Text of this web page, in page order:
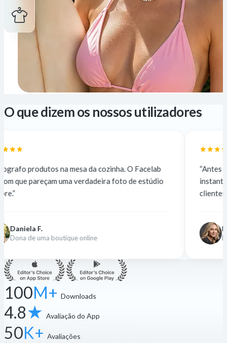
O que dizem os nossos utilizadores
da cozinha. O Facelab
verdadeira foto de estúdio
online
“Antes subcontratava a 5
instantâneo e gratuito. A
clientes não notam a
Designer freelancer
100M+ Downloads
4.8★ Avaliação do App
50K+ Avaliações